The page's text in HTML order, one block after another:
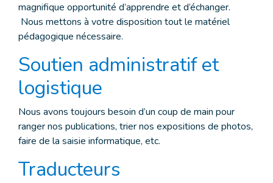
magnifique opportunité d’apprendre et d’échanger.
Nous mettons à votre disposition tout le matériel
pédagogique nécessaire.
Soutien administratif et
logistique
Nous avons toujours besoin d’un coup de main pour
ranger nos publications, trier nos expositions de photos,
faire de la saisie informatique, etc.
Traducteurs